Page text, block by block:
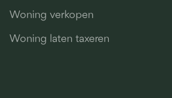
Woning verkopen
Woning laten taxeren